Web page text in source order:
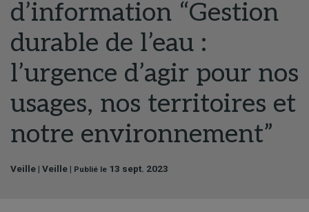
d’information “Gestion
durable de l’eau :
l’urgence d’agir pour nos
usages, nos territoires et
notre environnement”
Veille | Veille | Publié le 13 sept. 2023